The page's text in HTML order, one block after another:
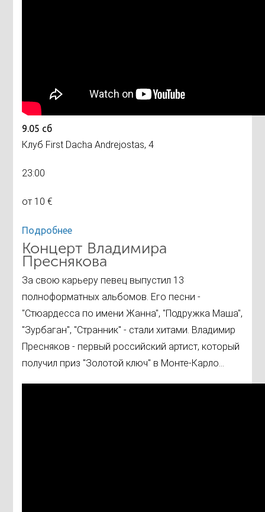
9.05 сб
Клуб First Dacha Andrejostas, 4
23:00
от 10 €
Подробнее
Концерт Владимира
Преснякова
За свою карьеру певец выпустил 13
полноформатных альбомов. Его песни -
"Стюардесса по имени Жанна", "Подружка Маша",
"Зурбаган", "Странник" - стали хитами. Владимир
Пресняков - первый российский артист, который
получил приз "Золотой ключ" в Монте-Карло...